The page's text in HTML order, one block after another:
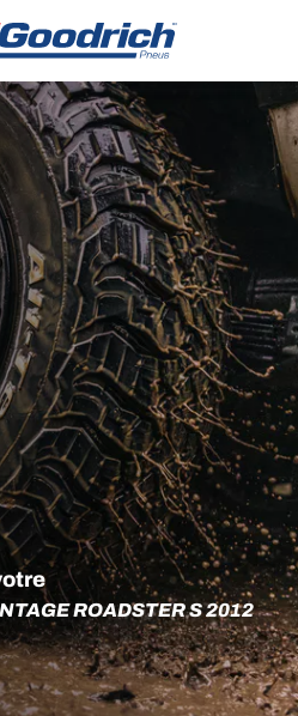
ROADSTER S 2012